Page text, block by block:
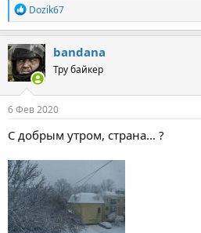
R
e
a
c
t
i
o
n
s
Dozik67
bandana
Тру байкер
6 Фев 2020
С добрым утром, страна... ?